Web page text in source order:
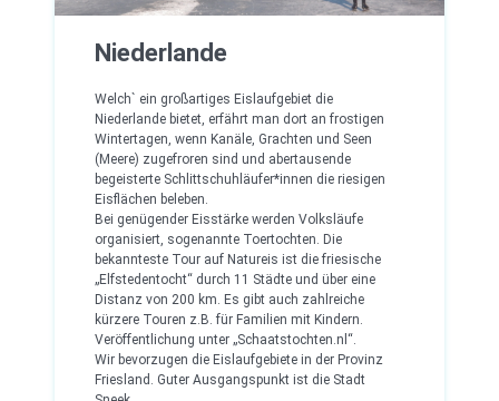
Niederlande
Welch` ein großartiges Eislaufgebiet die
Niederlande bietet, erfährt man dort an frostigen
Wintertagen, wenn Kanäle, Grachten und Seen
(Meere) zugefroren sind und abertausende
begeisterte Schlittschuhläufer*innen die riesigen
Eisflächen beleben.
Bei genügender Eisstärke werden Volksläufe
organisiert, sogenannte Toertochten. Die
bekannteste Tour auf Natureis ist die friesische
„Elfstedentocht“ durch 11 Städte und über eine
Distanz von 200 km. Es gibt auch zahlreiche
kürzere Touren z.B. für Familien mit Kindern.
Veröffentlichung unter „Schaatstochten.nl“.
Wir bevorzugen die Eislaufgebiete in der Provinz
Friesland. Guter Ausgangspunkt ist die Stadt